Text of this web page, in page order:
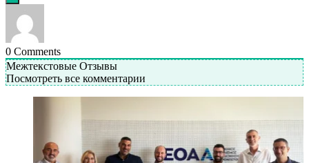
0 Comments
Межтекстовые Отзывы
Посмотреть все комментарии